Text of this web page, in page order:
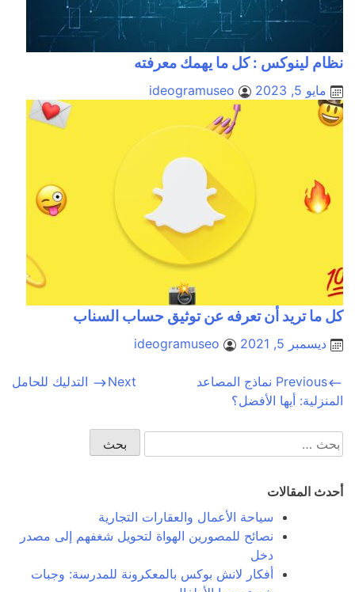
نظام لينوكس : كل ما يهمك معرفته
مايو 5, 2023 ideogramuseo
كل ما تريد أن تعرفه عن توثيق حساب السناب
ديسمبر 5, 2021 ideogramuseo
تصفّح
المقالات
Previous نماذج المصاعد
المنزلية: أيها الأفضل؟
Next التدليك للحامل
البحث
عن:
أحدث المقالات
سياحة الأعمال والعقارات التجارية
نصائح للمصورين الهواة لتحويل شغفهم إلى مصدر
دخل
أفكار لانش بوكس بالمعكرونة للمدرسة: وجبات